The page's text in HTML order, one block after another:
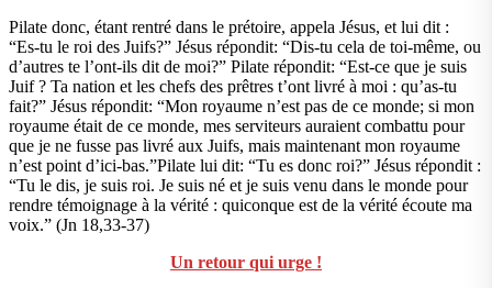
Pilate donc, étant rentré dans le prétoire, appela Jésus, et lui dit :
“Es-tu le roi des Juifs?” Jésus répondit: “Dis-tu cela de toi-même, ou
d’autres te l’ont-ils dit de moi?” Pilate répondit: “Est-ce que je suis
Juif ? Ta nation et les chefs des prêtres t’ont livré à moi : qu’as-tu
fait?” Jésus répondit: “Mon royaume n’est pas de ce monde; si mon
royaume était de ce monde, mes serviteurs auraient combattu pour
que je ne fusse pas livré aux Juifs, mais maintenant mon royaume
n’est point d’ici-bas.”Pilate lui dit: “Tu es donc roi?” Jésus répondit :
“Tu le dis, je suis roi. Je suis né et je suis venu dans le monde pour
rendre témoignage à la vérité : quiconque est de la vérité écoute ma
voix.” (Jn 18,33-37)
Un retour qui urge !